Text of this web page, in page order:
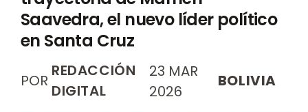
Saavedra, el nuevo líder político
en Santa Cruz
POR
REDACCIÓN
DIGITAL
23 MAR
2026
BOLIVIA